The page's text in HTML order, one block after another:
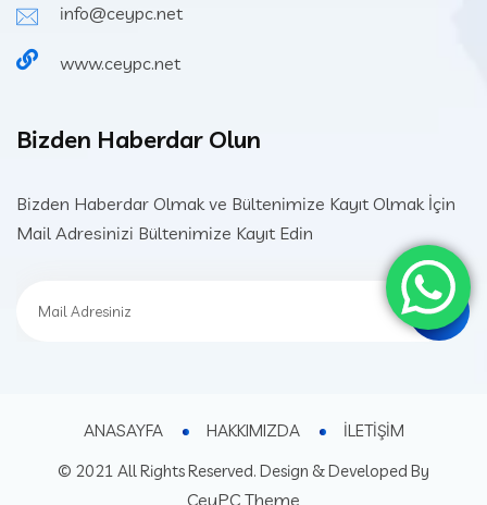
info@ceypc.net
www.ceypc.net
Bizden Haberdar Olun
Bizden Haberdar Olmak ve Bültenimize Kayıt Olmak İçin
Mail Adresinizi Bültenimize Kayıt Edin
© 2021 All Rights Reserved. Design & Developed By
CeyPC Theme
ANASAYFA HAKKIMIZDA İLETİŞİM